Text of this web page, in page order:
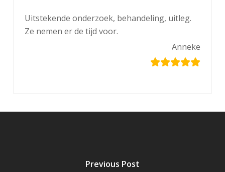
Uitstekende onderzoek, behandeling, uitleg.
Ze nemen er de tijd voor.
Anneke
Previous Post